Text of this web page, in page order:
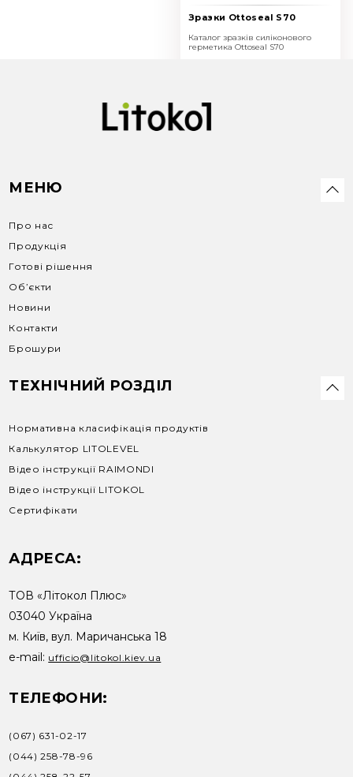
Зразки Ottoseal S70
Каталог зразків силіконового
герметика Ottoseal S70
МЕНЮ
Про нас
Продукція
Готові рішення
Об’єкти
Новини
Контакти
Брошури
ТЕХНІЧНИЙ РОЗДІЛ
Нормативна класифікація продуктів
Калькулятор LITOLEVEL
Відео інструкції RAIMONDI
Відео інструкції LITOKOL
Сертифікати
АДРЕСА:
ТОВ «Літокол Плюс»
03040 Україна
м. Київ, вул. Маричанська 18
e-mail: ufficio@litokol.kiev.ua
ТЕЛЕФОНИ:
(067) 631-02-17
(044) 258-78-96